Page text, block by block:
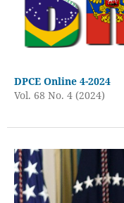
DPCE Online 4-2024
Vol. 68 No. 4 (2024)